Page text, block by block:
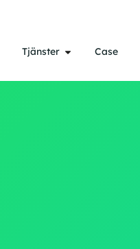
Tjänster Case